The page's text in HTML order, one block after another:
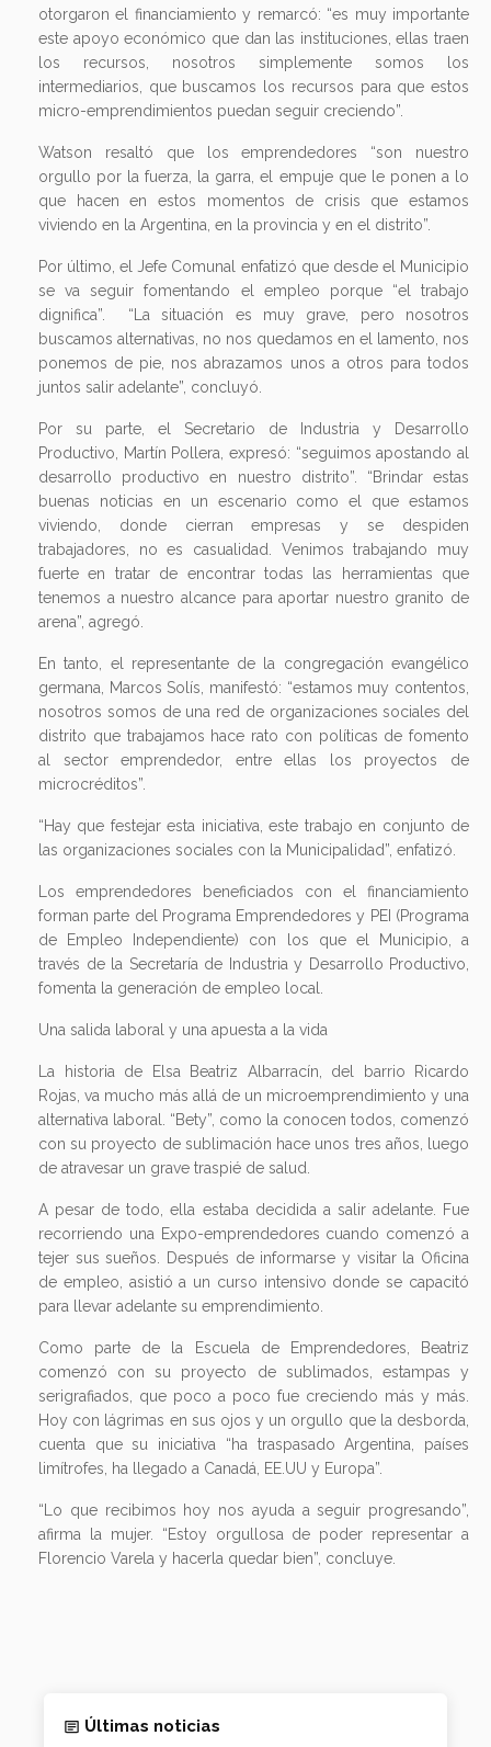
otorgaron el financiamiento y remarcó: “es muy importante
este apoyo económico que dan las instituciones, ellas traen
los recursos, nosotros simplemente somos los
intermediarios, que buscamos los recursos para que estos
micro-emprendimientos puedan seguir creciendo”.
Watson resaltó que los emprendedores “son nuestro
orgullo por la fuerza, la garra, el empuje que le ponen a lo
que hacen en estos momentos de crisis que estamos
viviendo en la Argentina, en la provincia y en el distrito”.
Por último, el Jefe Comunal enfatizó que desde el Municipio
se va seguir fomentando el empleo porque “el trabajo
dignifica”. “La situación es muy grave, pero nosotros
buscamos alternativas, no nos quedamos en el lamento, nos
ponemos de pie, nos abrazamos unos a otros para todos
juntos salir adelante”, concluyó.
Por su parte, el Secretario de Industria y Desarrollo
Productivo, Martín Pollera, expresó: “seguimos apostando al
desarrollo productivo en nuestro distrito”. “Brindar estas
buenas noticias en un escenario como el que estamos
viviendo, donde cierran empresas y se despiden
trabajadores, no es casualidad. Venimos trabajando muy
fuerte en tratar de encontrar todas las herramientas que
tenemos a nuestro alcance para aportar nuestro granito de
arena”, agregó.
En tanto, el representante de la congregación evangélico
germana, Marcos Solís, manifestó: “estamos muy contentos,
nosotros somos de una red de organizaciones sociales del
distrito que trabajamos hace rato con políticas de fomento
al sector emprendedor, entre ellas los proyectos de
microcréditos”.
“Hay que festejar esta iniciativa, este trabajo en conjunto de
las organizaciones sociales con la Municipalidad”, enfatizó.
Los emprendedores beneficiados con el financiamiento
forman parte del Programa Emprendedores y PEI (Programa
de Empleo Independiente) con los que el Municipio, a
través de la Secretaría de Industria y Desarrollo Productivo,
fomenta la generación de empleo local.
Una salida laboral y una apuesta a la vida
La historia de Elsa Beatriz Albarracín, del barrio Ricardo
Rojas, va mucho más allá de un microemprendimiento y una
alternativa laboral. “Bety”, como la conocen todos, comenzó
con su proyecto de sublimación hace unos tres años, luego
de atravesar un grave traspié de salud.
A pesar de todo, ella estaba decidida a salir adelante. Fue
recorriendo una Expo-emprendedores cuando comenzó a
tejer sus sueños. Después de informarse y visitar la Oficina
de empleo, asistió a un curso intensivo donde se capacitó
para llevar adelante su emprendimiento.
Como parte de la Escuela de Emprendedores, Beatriz
comenzó con su proyecto de sublimados, estampas y
serigrafiados, que poco a poco fue creciendo más y más.
Hoy con lágrimas en sus ojos y un orgullo que la desborda,
cuenta que su iniciativa “ha traspasado Argentina, países
limítrofes, ha llegado a Canadá, EE.UU y Europa”.
“Lo que recibimos hoy nos ayuda a seguir progresando”,
afirma la mujer. “Estoy orgullosa de poder representar a
Florencio Varela y hacerla quedar bien”, concluye.
Últimas noticias